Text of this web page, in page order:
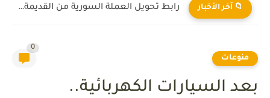
📁 آخر الأخبار ماذا يعني رفع العقوبات على سوريا؟
منوعات
0
بعد السيارات الكهربائية..